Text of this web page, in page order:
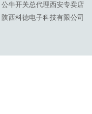
公牛开关总代理西安专卖店
陕西科德电子科技有限公司